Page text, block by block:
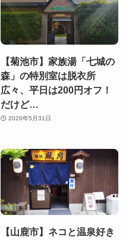
【菊池市】家族湯「七城の
森」の特別室は脱衣所
広々、平日は200円オフ！
だけど…
2020年5月31日
【山鹿市】ネコと温泉好き